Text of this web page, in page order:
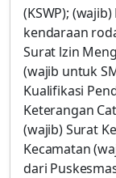
(KSWP);
kendaraan
Surat lzin
(wajib untuk
Kualifikasi
Keterangan
(wajib) Surat
Kecamatan
dari